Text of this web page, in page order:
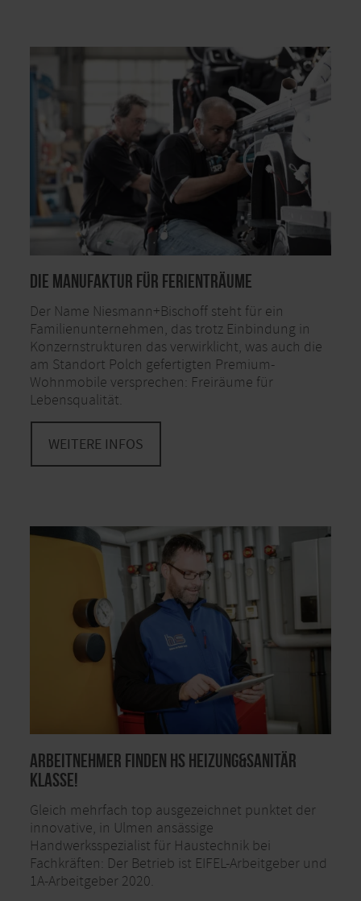
Die Manufaktur für Ferienträume
Der Name Niesmann+Bischoff steht für ein
Familienunternehmen, das trotz Einbindung in
Konzernstrukturen das verwirklicht, was auch die
am Standort Polch gefertigten Premium-
Wohnmobile versprechen: Freiräume für
Lebensqualität.
WEITERE INFOS
Arbeitnehmer finden hs Heizung&Sanitär
klasse!
Gleich mehrfach top ausgezeichnet punktet der
innovative, in Ulmen ansässige
Handwerksspezialist für Haustechnik bei
Fachkräften: Der Betrieb ist EIFEL-Arbeitgeber und
1A-Arbeitgeber 2020.